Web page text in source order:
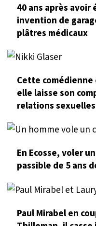
40 ans après avoir
invention de
plâtres médicaux
Cette
elle laisse son
relations
En Ecosse, voler
passible de 5 ans
Paul Mirabel en